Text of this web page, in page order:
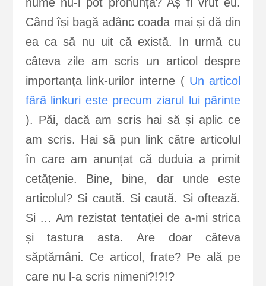
Când își bagă adânc coada mai și dă din
ea ca să nu uit că există. In urmă cu
câteva zile am scris un articol despre
importanța link-urilor interne ( Un articol
fără linkuri este precum ziarul lui părinte
). Păi, dacă am scris hai să și aplic ce
am scris. Hai să pun link către articolul
în care am anunțat că duduia a primit
cetățenie. Bine, bine, dar unde este
articolul? Si caută. Si caută. Si oftează.
Si … Am rezistat tentației de a-mi strica
și tastura asta. Are doar câteva
săptămâni. Ce articol, frate? Pe ală pe
care nu l-a scris nimeni?!?!?